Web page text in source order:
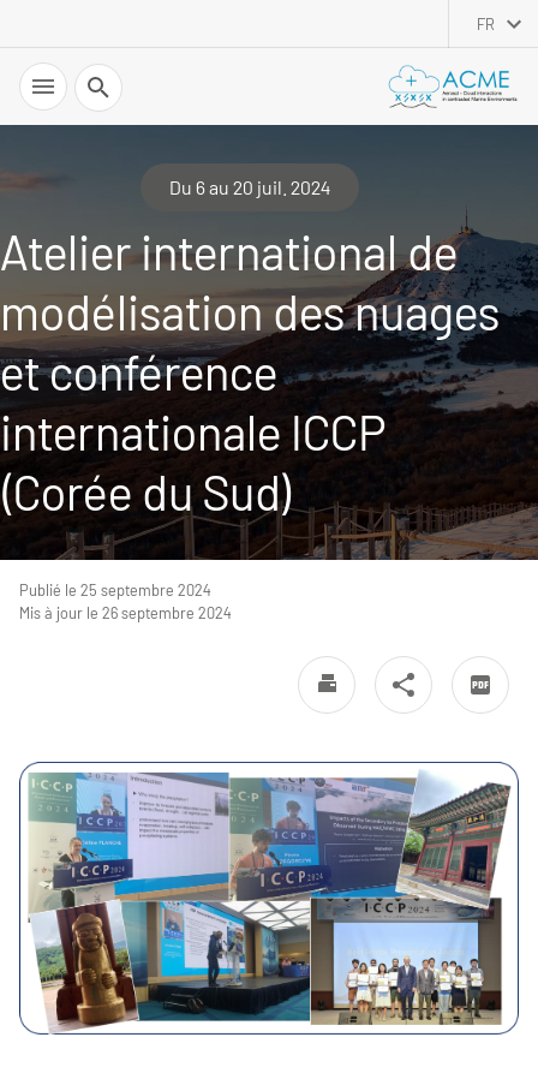
FR
Recherche
Du 6 au 20 juil. 2024
Atelier international de
modélisation des nuages
et conférence
internationale ICCP
(Corée du Sud)
Publié le 25 septembre 2024
Mis à jour le 26 septembre 2024